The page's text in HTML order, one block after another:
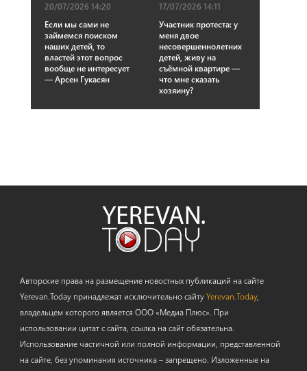
20/07/2026 14:20
Если мы сами не
займемся поиском
наших детей, то
властей этот вопрос
вообще не интересует
— Арсен Гукасян
17/07/2026 14:11
Участник протеста: у
меня двое
несовершеннолетних
детей, живу на
съёмной квартире —
что мне сказать
хозяину?
Авторские права на размещение новостных публикаций на сайте
Yerevan.Today принадлежат исключительно сайтуYerevan.Today,
владельцем которого является ООО «Медиа Плюс». При
использовании цитат с сайта, ссылка на сайт обязательна.
Использование частичной или полной информации, представленной
на сайте, без упоминания источника – запрещено. Изложенные на